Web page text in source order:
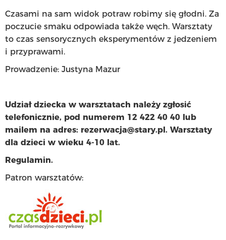
Czasami na sam widok potraw robimy się głodni. Za
poczucie smaku odpowiada także węch. Warsztaty
to czas sensorycznych eksperymentów z jedzeniem
i przyprawami.
Prowadzenie: Justyna Mazur
Udział dziecka w warsztatach należy zgłosić
telefonicznie, pod numerem 12 422 40 40 lub
mailem na adres: rezerwacja@stary.pl. Warsztaty
dla dzieci w wieku 4-10 lat.
Regulamin.
Patron warsztatów: